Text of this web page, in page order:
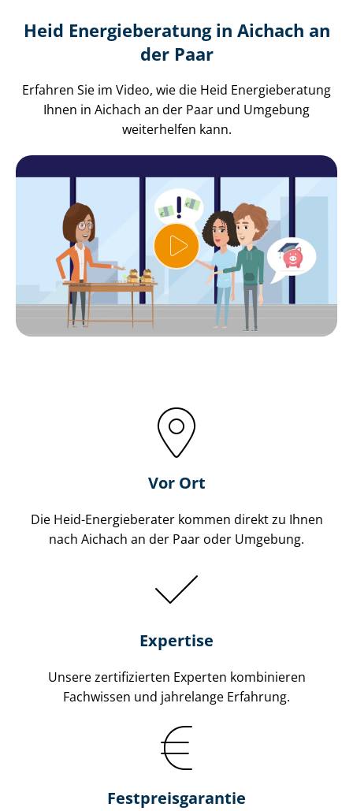
Heid Energieberatung in Aichach an
der Paar
Erfahren Sie im Video, wie die Heid Energieberatung
Ihnen in Aichach an der Paar und Umgebung
weiterhelfen kann.
Vor Ort
Die Heid-Energieberater kommen direkt zu Ihnen
nach Aichach an der Paar oder Umgebung.
Expertise
Unsere zertifizierten Experten kombinieren
Fachwissen und jahrelange Erfahrung.
Fest­preis­ga­ran­tie